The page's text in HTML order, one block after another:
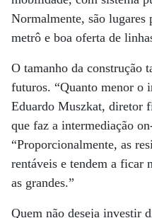
Normalmente, são lugares
metrô e boa oferta de
O tamanho da construção
futuros. “Quanto menor o
Eduardo Muszkat, diretor
que faz a intermediação
“Proporcionalmente, as
rentáveis e tendem a ficar
as grandes.”
Quem não deseja investir